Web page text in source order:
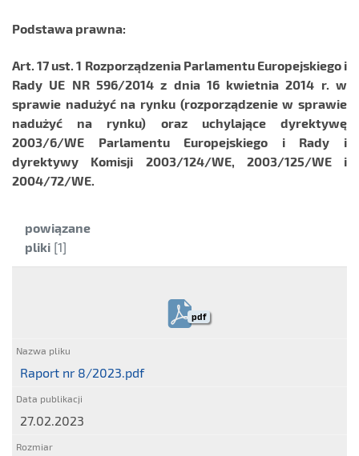
Podstawa prawna:
Art. 17 ust. 1 Rozporządzenia Parlamentu Europejskiego i
Rady UE NR 596/2014 z dnia 16 kwietnia 2014 r. w
sprawie nadużyć na rynku (rozporządzenie w sprawie
nadużyć na rynku) oraz uchylające dyrektywę
2003/6/WE Parlamentu Europejskiego i Rady i
dyrektywy Komisji 2003/124/WE, 2003/125/WE i
2004/72/WE.
Kategoria:
powiązane
pliki [1]
pdf
Raport nr 8/2023.pdf
27.02.2023